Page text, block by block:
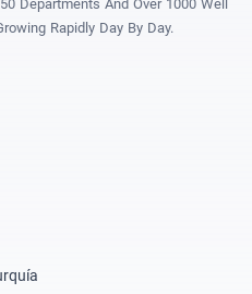
Departments And Over 1000 Well
Rapidly Day By Day.